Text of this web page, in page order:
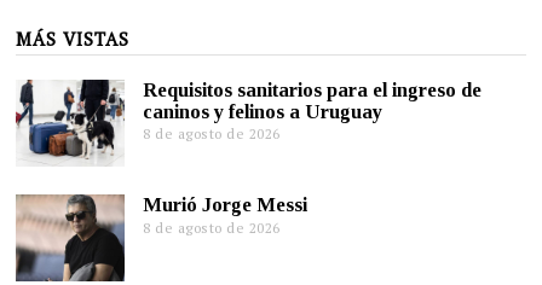
MÁS VISTAS
Requisitos sanitarios para el ingreso de
caninos y felinos a Uruguay
8 de agosto de 2026
Murió Jorge Messi
8 de agosto de 2026